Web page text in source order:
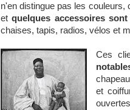
n'en distingue pas les couleurs,
etquelques accessoires
chaises, tapis, radios, vélos et
Ces
et